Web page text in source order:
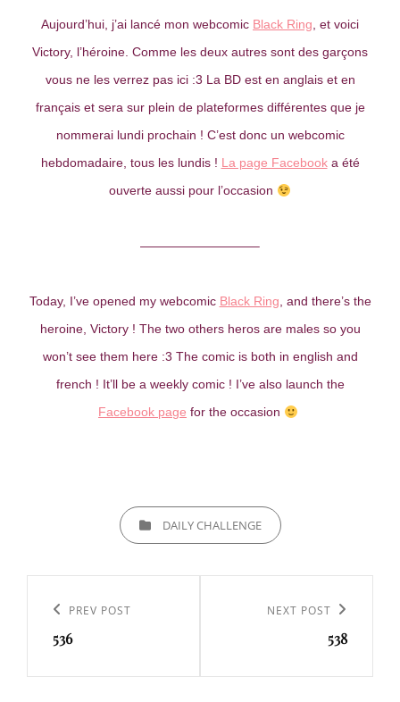
Aujourd’hui, j’ai lancé mon webcomic Black Ring , et voici
Victory, l’héroine. Comme les deux autres sont des garçons
vous ne les verrez pas ici :3 La BD est en anglais et en
français et sera sur plein de plateformes différentes que je
nommerai lundi prochain ! C’est donc un webcomic
hebdomadaire, tous les lundis ! La page Facebooka été
ouverte aussi pour l’occasion
—————————–
Today, I’ve opened my webcomic Black Ring , and there’s the
heroine, Victory ! The two others heros are males so you
won’t see them here :3 The comic is both in english and
french ! It’ll be a weekly comic ! I’ve also launch the
Facebook page for the occasion
CATEGORIESDAILY CHALLENGE
l’article
Previous
Post
PREV POST
536
NEXT POST
538